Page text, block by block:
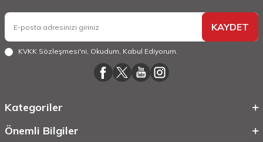
KAYDET
KVKK Sözleşmesi'ni, Okudum, Kabul Ediyorum.
Kategoriler
Önemli Bilgiler